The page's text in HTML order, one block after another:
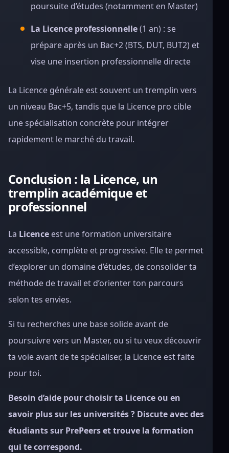
poursuite d’études (notamment en Master)
La Licence professionnelle(1 an) : se
prépare après un Bac+2 (BTS, DUT, BUT2) et
vise une insertion professionnelle directe
La Licence générale est souvent un tremplin vers
un niveau Bac+5, tandis que la Licence pro cible
une spécialisation concrète pour intégrer
rapidement le marché du travail.
Conclusion : la Licence, un
tremplin académique et
professionnel
La Licence est une formation universitaire
accessible, complète et progressive. Elle te permet
d’explorer un domaine d’études, de consolider ta
méthode de travail et d’orienter ton parcours
selon tes envies.
Si tu recherches une base solide avant de
poursuivre vers un Master, ou si tu veux découvrir
ta voie avant de te spécialiser, la Licence est faite
pour toi.
Besoin d’aide pour choisir ta Licence ou en
savoir plus sur les universités ? Discute avec des
étudiants sur PrePeers et trouve la formation
qui te correspond.